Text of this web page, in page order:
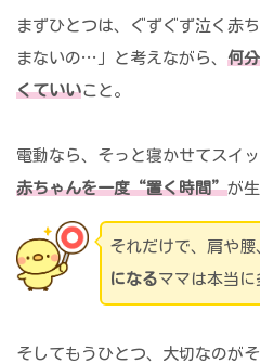
まずひとつは、ぐずぐず泣く赤
まないの…」と考えながら、 何
くていいこと。
電動なら、そっと寝かせてスイ
赤ちゃんを一度“置く時間”が
それだけで、肩や腰
になるママは本当に
そしてもうひとつ、大切なのがそ